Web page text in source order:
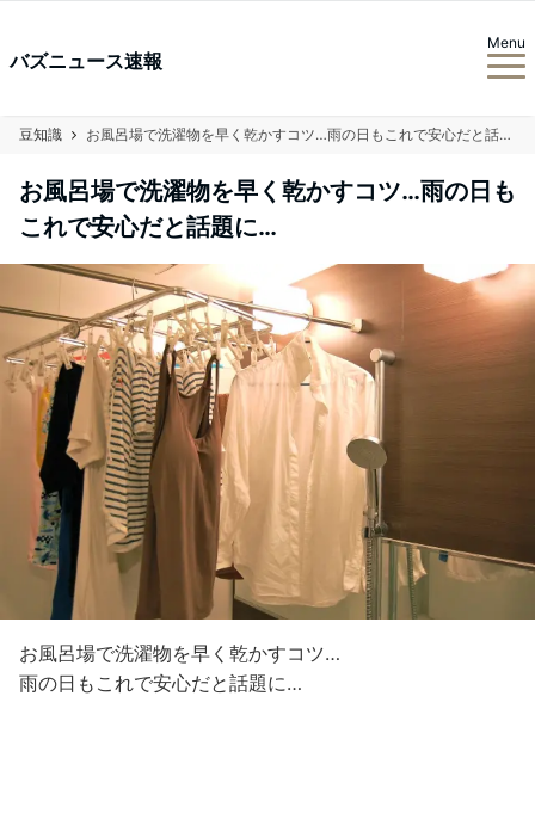
バズニュース速報
Menu
豆知識 お風呂場で洗濯物を早く乾かすコツ…雨の日もこれで安心だと話題に…
お風呂場で洗濯物を早く乾かすコツ…雨の日も
これで安心だと話題に…
お風呂場で洗濯物を早く乾かすコツ…
雨の日もこれで安心だと話題に…